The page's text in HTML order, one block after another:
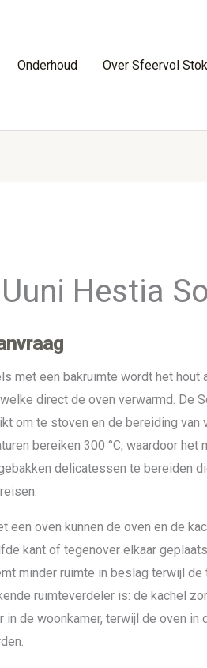
Onderhoud Over Sfeervol
Hestia
met een bakruimte wordt het hout
direct de oven verwarmd. De
om te stoven en de bereiding van
bereiken 300 °C, waardoor het
delicatessen te bereiden
een oven kunnen de oven en de
kant of tegenover elkaar
minder ruimte in beslag terwijl de
ruimteverdeler is: de kachel
in de woonkamer, terwijl de oven in